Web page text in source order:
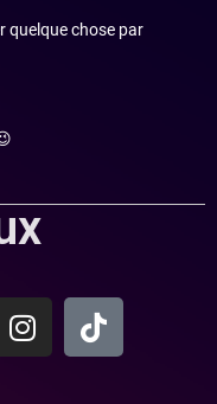
quelque chose par